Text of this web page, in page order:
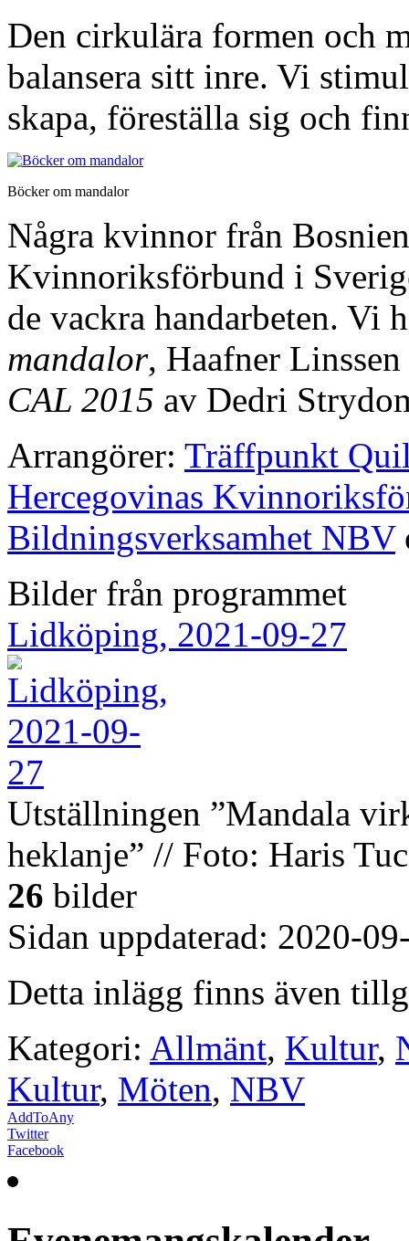
Den cirkulära formen och
balansera sitt inre. Vi
skapa, föreställa sig och
Böcker om mandalor
Några kvinnor från
Kvinnoriksförbund i
de vackra handarbeten. Vi
mandalor, Haafner
CAL 2015 av Dedri
Arrangörer: Träffpunkt
Hercegovinas
Bildningsverksamhet NBV
Bilder från programmet
Lidköping, 2021-09-27
Utställningen ”Mandala
heklanje” // Foto: Haris
26 bilder
Sidan uppdaterad: 2020-
Detta inlägg finns även
Kategori: Allmänt, Kultur,
Kultur, Möten, NBV
AddToAny
Twitter
Facebook